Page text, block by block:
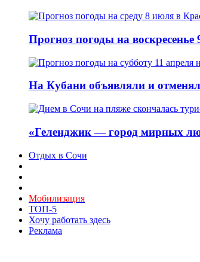
Прогноз погоды на воскресенье
На Кубани объявляли и
«Геленджик — город мирных
Отдых в Сочи
Мобилизация
ТОП-5
Хочу работать здесь
Реклама